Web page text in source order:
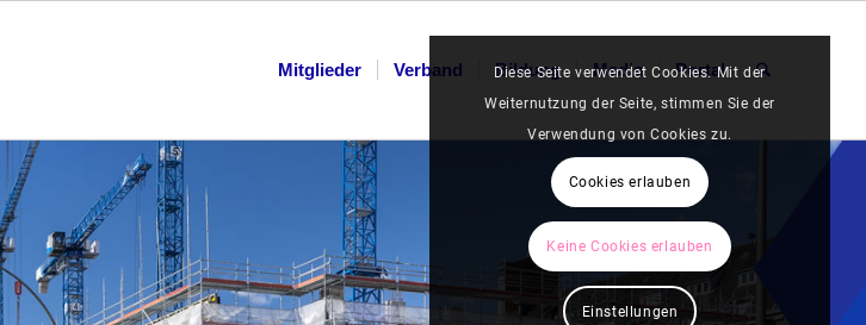
Mitglieder Verband Bildung Media Portal
Diese Seite verwendet Cookies. Mit der
Weiternutzung der Seite, stimmen Sie der
Verwendung von Cookies zu.
Cookies erlauben
Keine Cookies erlauben
Einstellungen